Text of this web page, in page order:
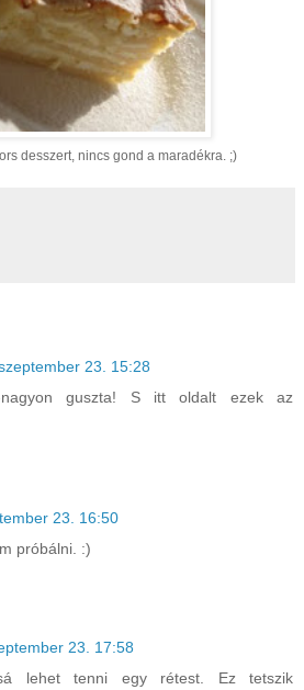
desszert, nincs gond a maradékra. ;)
23. 15:28
guszta! S itt oldalt ezek az
23. 16:50
próbálni. :)
23. 17:58
lehet tenni egy rétest. Ez tetszik